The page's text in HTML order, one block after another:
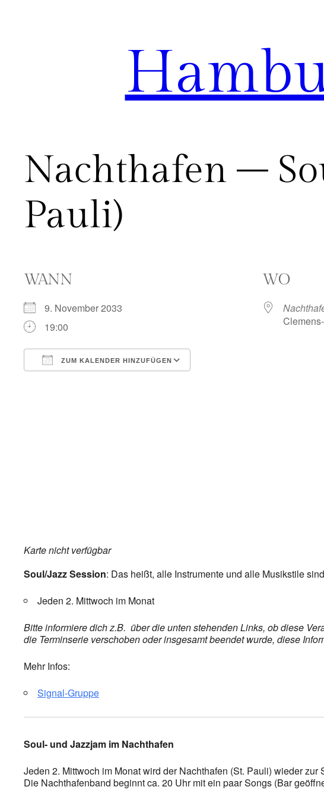
Nachthafen –
Pauli)
WANN
9. November 2033
19:00
ZUM KALENDER HINZUFÜGEN
WO
Karte nicht verfügbar
Soul/Jazz Session: Das heißt, alle Instrumente und alle Musikstile
Jeden 2. Mittwoch im Monat
Bitte informiere dich z.B. über die unten stehenden Links, ob diese
die Terminserie verschoben oder insgesamt beendet wurde, diese
Mehr Infos:
Signal-Gruppe
Soul- und Jazzjam im Nachthafen
Jeden 2. Mittwoch im Monat wird der Nachthafen (St. Pauli) wieder zur
Die Nachthafenband beginnt ca. 20 Uhr mit ein paar Songs (Bar